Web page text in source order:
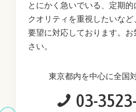
とにかく急いでいる、定期的
クオリティを重視したいなど
要望に対応しております。
さい。
東京都内を中心に全国
03-